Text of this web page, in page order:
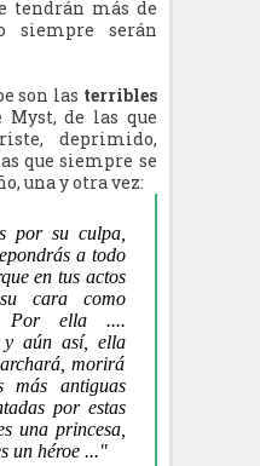
tendrán más de
siempre serán
son las terribles
de las que
deprimido,
que siempre se
una y otra vez:
por su culpa,
a todo
en tus actos
cara como
Por ella ....
aún así, ella
morirá
más antiguas
por estas
una princesa,
un héroe ..."